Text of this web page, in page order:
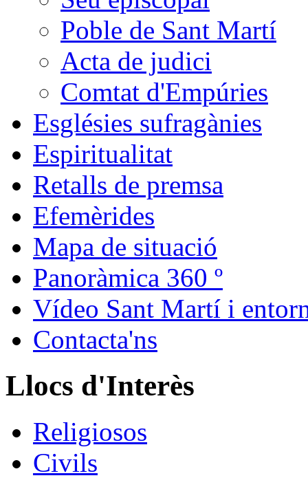
Poble de Sant Martí
Acta de judici
Comtat d'Empúries
Esglésies sufragànies
Espiritualitat
Retalls de premsa
Efemèrides
Mapa de situació
Panoràmica 360 º
Vídeo Sant Martí i
Contacta'ns
Llocs d'Interès
Religiosos
Civils